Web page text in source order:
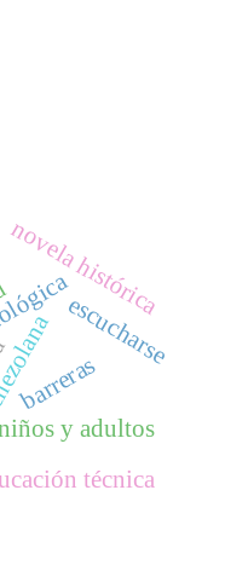
novela histórica
técnica
y adultos
barreras
escucharse